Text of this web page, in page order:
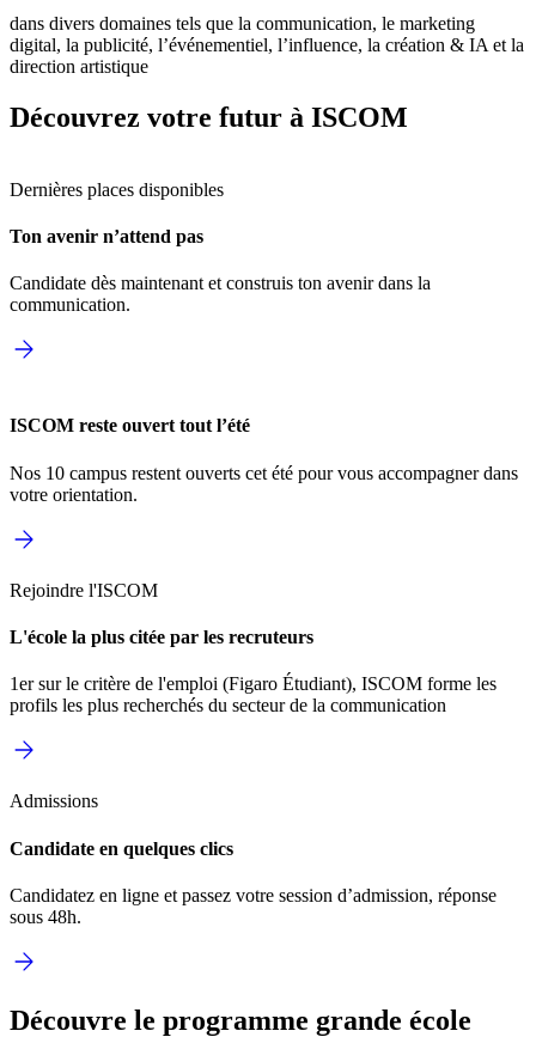
dans divers domaines tels que la communication, le marketing
digital, la publicité, l’événementiel, l’influence, la création & IA et la
direction artistique
Découvrez votre futur à ISCOM
Dernières places disponibles
Ton avenir n’attend pas
Candidate dès maintenant et construis ton avenir dans la
communication.
ISCOM reste ouvert tout l’été
Nos 10 campus restent ouverts cet été pour vous accompagner dans
votre orientation.
Rejoindre l'ISCOM
L'école la plus citée par les recruteurs
1er sur le critère de l'emploi (Figaro Étudiant), ISCOM forme les
profils les plus recherchés du secteur de la communication
Admissions
Candidate en quelques clics
Candidatez en ligne et passez votre session d’admission, réponse
sous 48h.
Découvre le programme grande école